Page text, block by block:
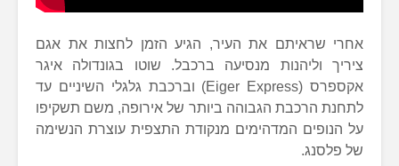
אחרי שראיתם את העיר, הגיע הזמן לחצות את אגם
ציריך וליהנות מנסיעה ברכבל. שוטו בגונדולה איגר
אקספרס (Eiger Express) וברכבת גלגלי השיניים עד
לתחנת הרכבת הגבוהה ביותר של אירופה, משם תשקיפו
על הנופים המדהימים מנקודת התצפית עוצרת הנשימה
של פלסנג.